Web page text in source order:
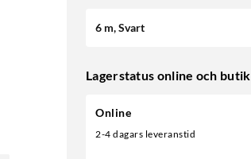
6 m, Svart
Lagerstatus online och butik
Online
2-4 dagars leveranstid